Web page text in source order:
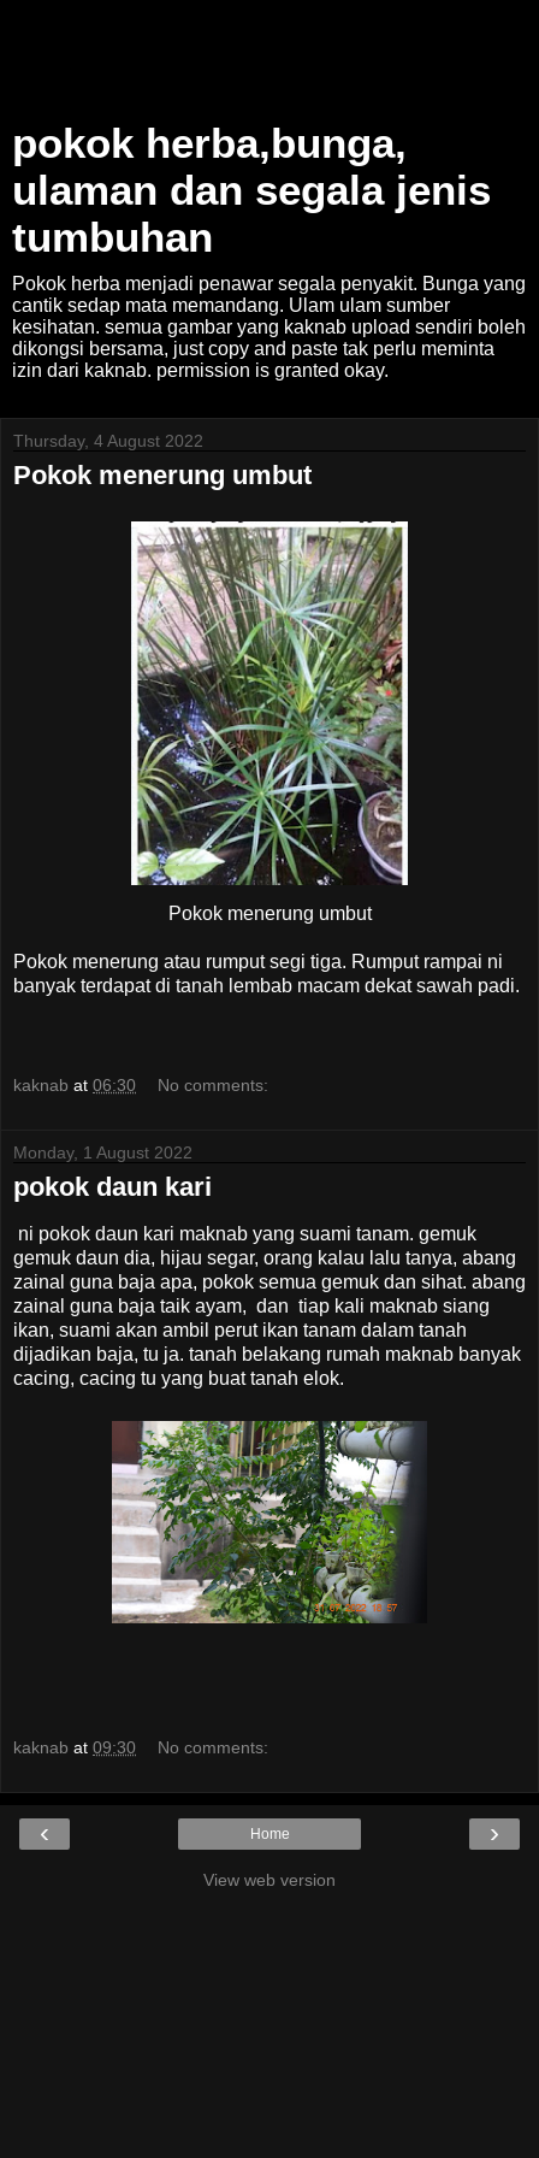
pokok herba,bunga,
ulaman dan segala jenis
tumbuhan
Pokok herba menjadi penawar segala penyakit. Bunga yang
cantik sedap mata memandang. Ulam ulam sumber
kesihatan. semua gambar yang kaknab upload sendiri boleh
dikongsi bersama, just copy and paste tak perlu meminta
izin dari kaknab. permission is granted okay.
Thursday, 4 August 2022
Pokok menerung umbut
Pokok menerung umbut
Pokok menerung atau rumput segi tiga. Rumput rampai ni
banyak terdapat di tanah lembab macam dekat sawah padi.
kaknab at 06:30 No comments:
Monday, 1 August 2022
pokok daun kari
ni pokok daun kari maknab yang suami tanam. gemuk
gemuk daun dia, hijau segar, orang kalau lalu tanya, abang
zainal guna baja apa, pokok semua gemuk dan sihat. abang
zainal guna baja taik ayam, dan tiap kali maknab siang
ikan, suami akan ambil perut ikan tanam dalam tanah
dijadikan baja, tu ja. tanah belakang rumah maknab banyak
cacing, cacing tu yang buat tanah elok.
kaknab at 09:30 No comments:
‹ ›
Home
View web version